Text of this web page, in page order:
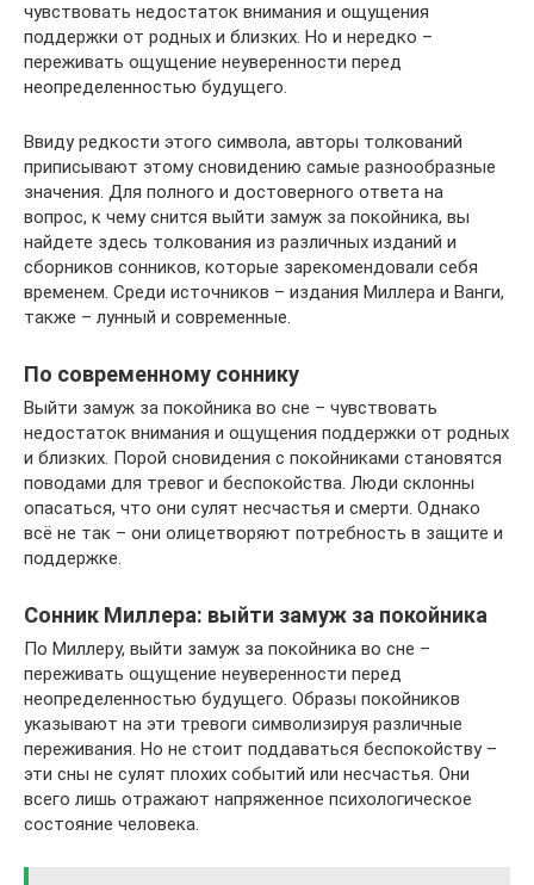
чувствовать недостаток внимания и ощущения
поддержки от родных и близких. Но и нередко –
переживать ощущение неуверенности перед
неопределенностью будущего.
Ввиду редкости этого символа, авторы толкований
приписывают этому сновидению самые разнообразные
значения. Для полного и достоверного ответа на
вопрос, к чему снится выйти замуж за покойника, вы
найдете здесь толкования из различных изданий и
сборников сонников, которые зарекомендовали себя
временем. Среди источников – издания Миллера и Ванги,
также – лунный и современные.
По современному соннику
Выйти замуж за покойника во сне – чувствовать
недостаток внимания и ощущения поддержки от родных
и близких. Порой сновидения с покойниками становятся
поводами для тревог и беспокойства. Люди склонны
опасаться, что они сулят несчастья и смерти. Однако
всё не так – они олицетворяют потребность в защите и
поддержке.
Сонник Миллера: выйти замуж за покойника
По Миллеру, выйти замуж за покойника во сне –
переживать ощущение неуверенности перед
неопределенностью будущего. Образы покойников
указывают на эти тревоги символизируя различные
переживания. Но не стоит поддаваться беспокойству –
эти сны не сулят плохих событий или несчастья. Они
всего лишь отражают напряженное психологическое
состояние человека.